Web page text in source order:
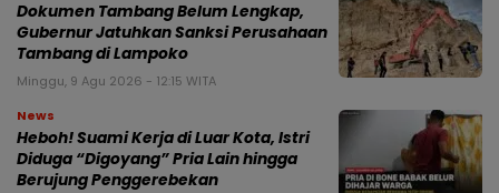
Dokumen Tambang Belum Lengkap,
Gubernur Jatuhkan Sanksi Perusahaan
Tambang di Lampoko
Minggu, 9 Agu 2026 - 12:15 WITA
News
Heboh! Suami Kerja di Luar Kota, Istri
Diduga “Digoyang” Pria Lain hingga
Berujung Penggerebekan